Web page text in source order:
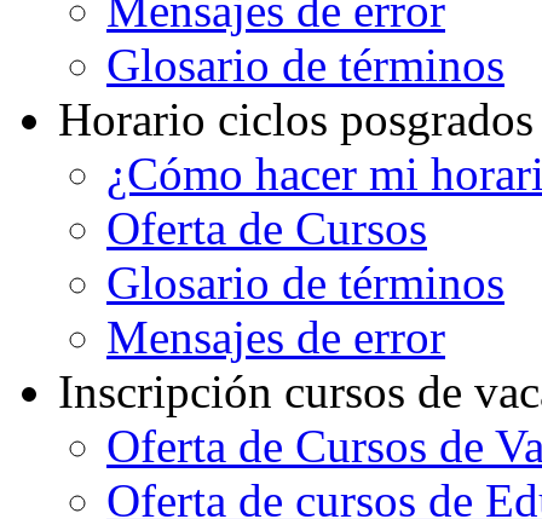
Mensajes de error
Glosario de términos
Horario ciclos posgrados
¿Cómo hacer mi
Oferta de Cursos
Glosario de términos
Mensajes de error
Inscripción cursos de
Oferta de Cursos de
Oferta de cursos de